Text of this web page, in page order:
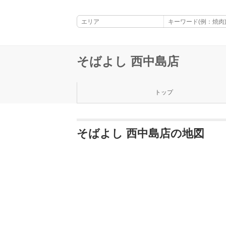
そばよし 西中島店
トップ
そばよし 西中島店の地図